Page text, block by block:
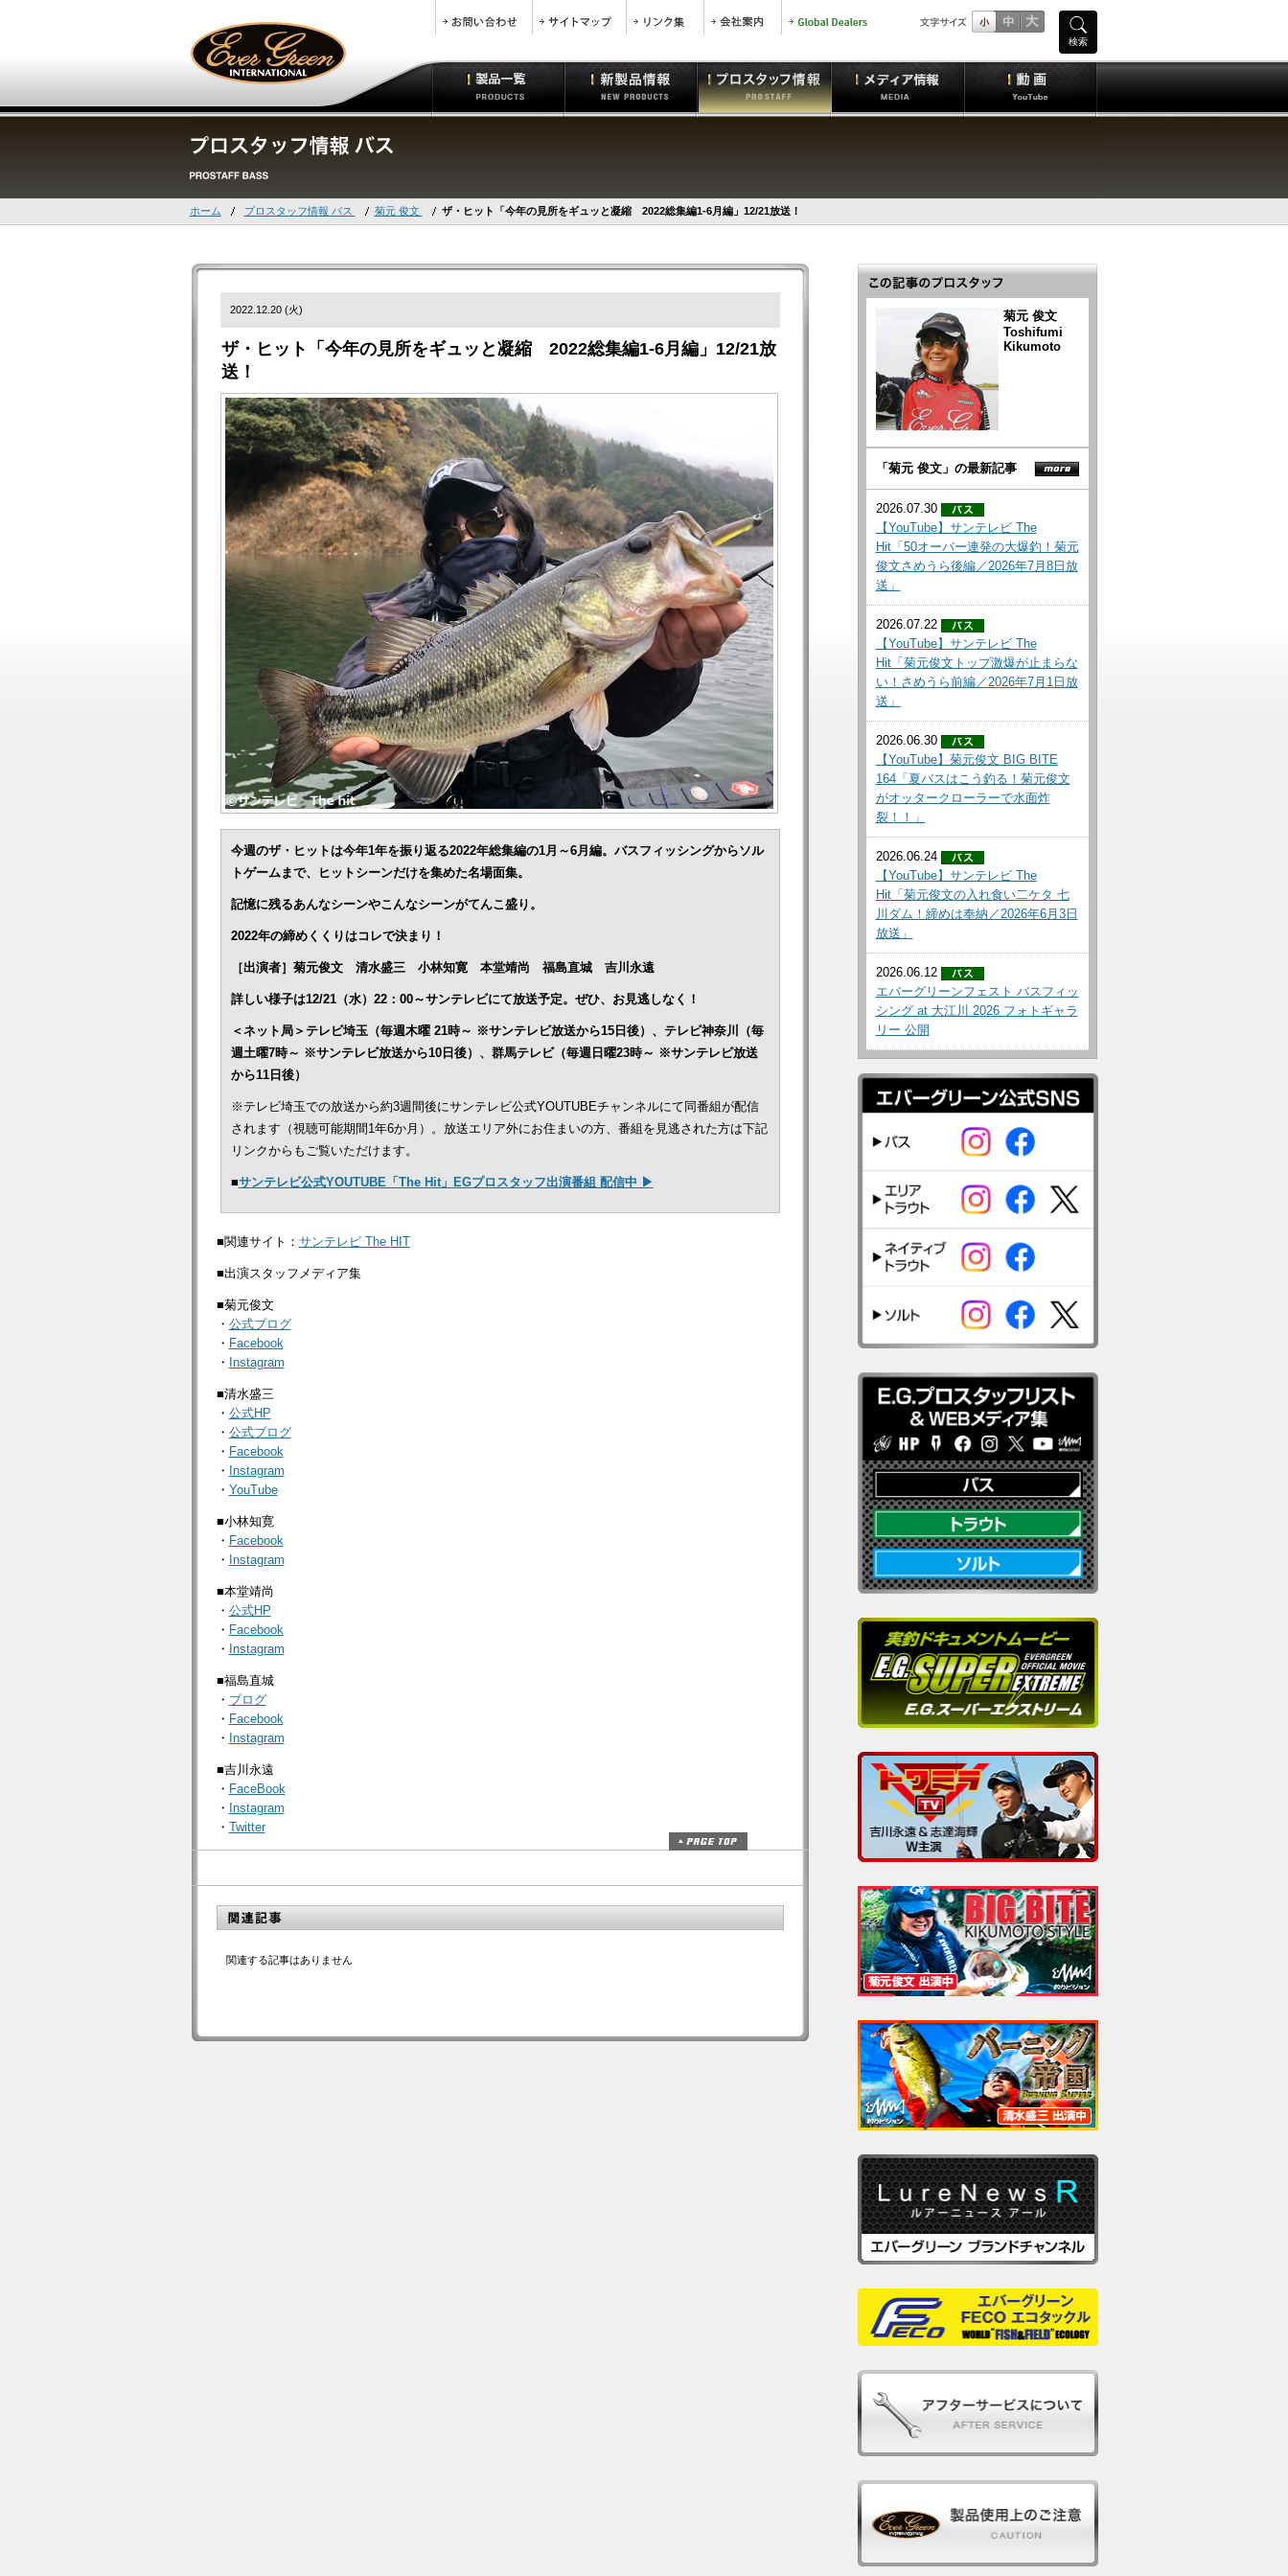
検索
ホーム プロスタッフ情報 バス 菊元 俊文 ザ・ヒット「今年の見所をギュッと凝縮 2022総集編1-6月編」12/21放送！
2022.12.20 (火)
ザ・ヒット「今年の見所をギュッと凝縮 2022総集編1-6月編」12/21放
送！
今週のザ・ヒットは今年1年を振り返る2022年総集編の1月～6月編。 バスフィッシングからソル
トゲームまで、
ヒットシーンだけを集めた名場面集。
記憶に残るあんなシーンやこんなシーンがてんこ盛り。
2022年の締めくくりはコレで決まり！
［出演者］菊元俊文 清水盛三 小林知寛 本堂靖尚 福島直城 吉川永遠
詳しい様子は12/21（水）22：00～サンテレビにて放送予定。ぜひ、お見逃しなく！
＜ネット局＞テレビ埼玉（毎週木曜 21時～ ※サンテレビ放送から15日後）、テレビ神奈川（毎
週土曜7時～ ※サンテレビ放送から10日後）、群馬テレビ（毎週日曜23時～ ※サンテレビ放送
から11日後）
※テレビ埼玉での放送から約3週間後にサンテレビ公式YOUTUBEチャンネルにて同番組が配信
されます（視聴可能期間1年6か月）。放送エリア外にお住まいの方、番組を見逃された方は下記
リンクからもご覧いただけます。
■サンテレビ公式YOUTUBE「The Hit」EGプロスタッフ出演番組 配信中 ▶
■関連サイト： サンテレビ The HIT
■出演スタッフメディア集
■菊元俊文
・ 公式ブログ
・ Facebook
・ Instagram
■清水盛三
・ 公式HP
・ 公式ブログ
・ Facebook
・ Instagram
・ YouTube
■小林知寛
・ Facebook
・ Instagram
■本堂靖尚
・ 公式HP
・ Facebook
・ Instagram
■福島直城
・ ブログ
・ Facebook
・ Instagram
■吉川永遠
・ FaceBook
・ Instagram
・ Twitter
関連する記事はありません
菊元 俊文
Toshifumi
Kikumoto
「菊元 俊文」の最新記事
2026.07.30
【YouTube】サンテレビ The
Hit「50オーバー連発の大爆釣！菊元
俊文さめうら後編／2026年7月8日放
送」
2026.07.22
【YouTube】サンテレビ The
Hit「菊元俊文トップ激爆が止まらな
い！さめうら前編／2026年7月1日放
送」
2026.06.30
【YouTube】菊元俊文 BIG BITE
164「夏バスはこう釣る！菊元俊文
がオッタークローラーで水面炸
裂！！」
2026.06.24
【YouTube】サンテレビ The
Hit「菊元俊文の入れ食い二ケタ 七
川ダム！締めは奉納／2026年6月3日
放送」
2026.06.12
エバーグリーンフェスト バスフィッ
シング at 大江川 2026 フォトギャラ
リー 公開